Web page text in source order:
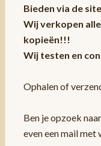
Bieden via de
Wij verkopen
kopieën!!!
Wij testen en
Ophalen of
Ben je opzoek
even een mail